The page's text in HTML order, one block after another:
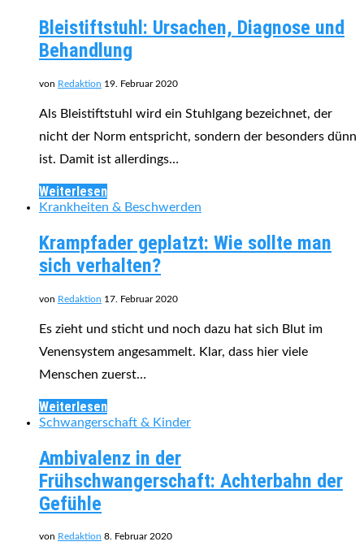
Bleistiftstuhl: Ursachen, Diagnose und
Behandlung
von Redaktion 19. Februar 2020
Als Bleistiftstuhl wird ein Stuhlgang bezeichnet, der
nicht der Norm entspricht, sondern der besonders dünn
ist. Damit ist allerdings…
Weiterlesen
Krankheiten & Beschwerden
Krampfader geplatzt: Wie sollte man
sich verhalten?
von Redaktion 17. Februar 2020
Es zieht und sticht und noch dazu hat sich Blut im
Venensystem angesammelt. Klar, dass hier viele
Menschen zuerst…
Weiterlesen
Schwangerschaft & Kinder
Ambivalenz in der
Frühschwangerschaft: Achterbahn der
Gefühle
von Redaktion 8. Februar 2020